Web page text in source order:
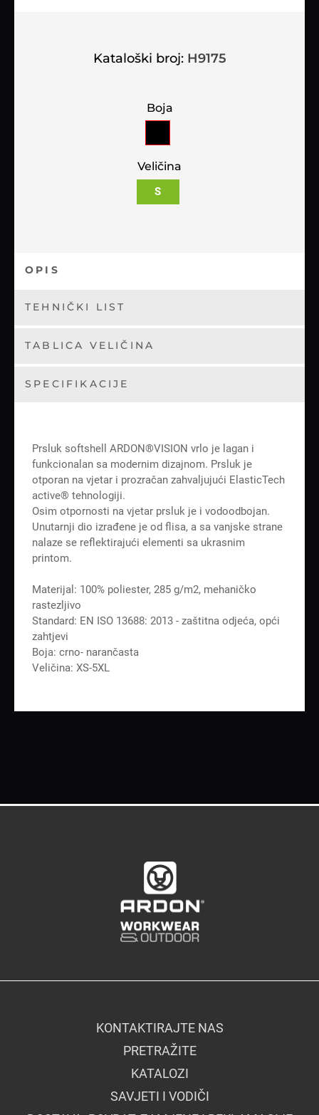
Kataloški broj: H9175
Boja
Veličina
S
OPIS
TEHNIČKI LIST
TABLICA VELIČINA
SPECIFIKACIJE
Prsluk softshell ARDON®VISION vrlo je lagan i
funkcionalan sa modernim dizajnom. Prsluk je
otporan na vjetar i prozračan zahvaljujući ElasticTech
active® tehnologiji.
Osim otpornosti na vjetar prsluk je i vodoodbojan.
Unutarnji dio izrađene je od flisa, a sa vanjske strane
nalaze se reflektirajući elementi sa ukrasnim
printom.
Materijal: 100% poliester, 285 g/m2, mehaničko
rastezljivo
Standard: EN ISO 13688: 2013 - zaštitna odjeća, opći
zahtjevi
Boja: crno- narančasta
Veličina: XS-5XL
KONTAKTIRAJTE NAS
PRETRAŽITE
KATALOZI
SAVJETI I VODIČI